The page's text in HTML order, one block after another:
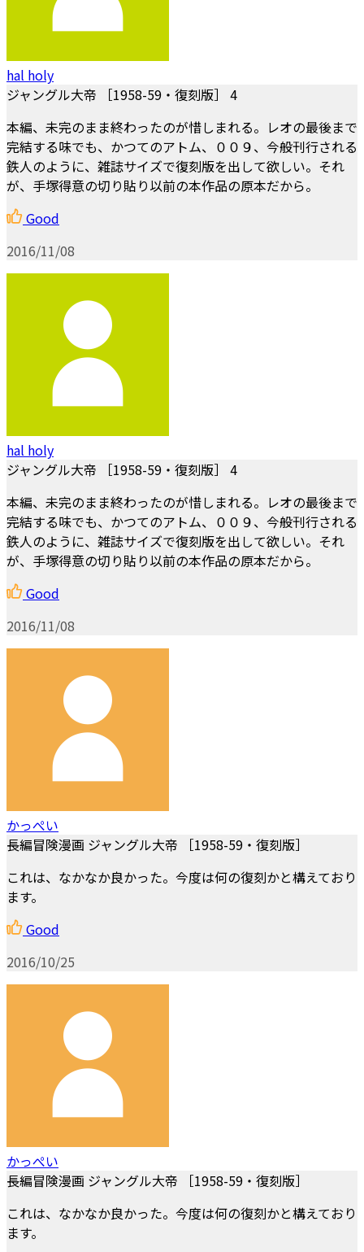
hal holy
ジャングル大帝 ［1958-59・復刻版］ 4
本編、未完のまま終わったのが惜しまれる。レオの最後まで
完結する味でも、かつてのアトム、００９、今般刊行される
鉄人のように、雑誌サイズで復刻版を出して欲しい。それ
が、手塚得意の切り貼り以前の本作品の原本だから。
Good
2016/11/08
hal holy
ジャングル大帝 ［1958-59・復刻版］ 4
本編、未完のまま終わったのが惜しまれる。レオの最後まで
完結する味でも、かつてのアトム、００９、今般刊行される
鉄人のように、雑誌サイズで復刻版を出して欲しい。それ
が、手塚得意の切り貼り以前の本作品の原本だから。
Good
2016/11/08
かっぺい
長編冒険漫画 ジャングル大帝 ［1958-59・復刻版］
これは、なかなか良かった。今度は何の復刻かと構えており
ます。
Good
2016/10/25
かっぺい
長編冒険漫画 ジャングル大帝 ［1958-59・復刻版］
これは、なかなか良かった。今度は何の復刻かと構えており
ます。